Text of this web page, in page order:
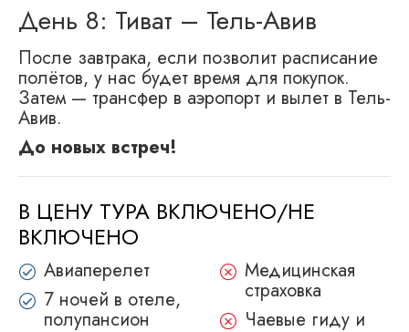
День 8: Тиват – Тель-Авив
После завтрака, если позволит расписание
полётов, у нас будет время для покупок.
Затем — трансфер в аэропорт и вылет в Тель-
Авив.
До новых встреч!
В ЦЕНУ ТУРА ВКЛЮЧЕНО/НЕ
ВКЛЮЧЕНО
Авиаперелет
7 ночей в отеле,
полупансион
Медицинская
страховка
Чаевые гиду и